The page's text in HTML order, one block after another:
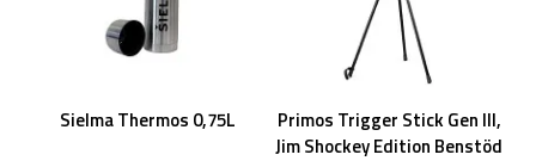
Sielma Thermos 0,75L
Primos Trigger Stick Gen III,
Jim Shockey Edition Benstöd